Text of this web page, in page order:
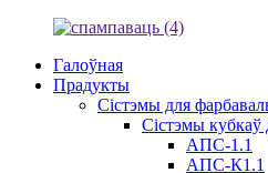
Галоўная
Прадукты
Сістэмы для
Сістэмы кубкаў
АПС-1.1
АПС-К1.1